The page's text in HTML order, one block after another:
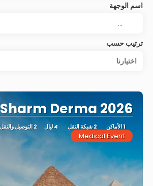
اسم الوجهة
ترتيب حسب
اختيارنا
Sharm Derma 2026
1 الأماكن 2 شبكة النقل 4 ليال 2 التوصيل والنقل
Medical Event